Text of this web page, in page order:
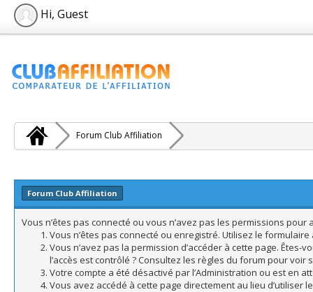
Hi, Guest
Forum Club Affiliation
Forum Club Affiliation
Vous n’êtes pas connecté ou vous n’avez pas les permissions
Vous n’êtes pas connecté ou enregistré. Utilisez le
Vous n’avez pas la permission d’accéder à cette page. Êtes-
l’accès est contrôlé ? Consultez les règles du forum pour
Votre compte a été désactivé par l’Administration ou est en
Vous avez accédé à cette page directement au lieu d’utiliser